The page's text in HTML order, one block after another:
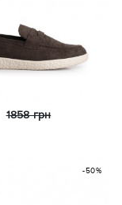
1858 грн
-50%